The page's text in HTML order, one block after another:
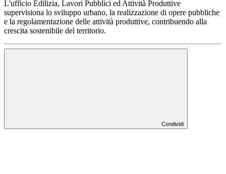
L'ufficio Edilizia, Lavori Pubblici ed Attività Produttive
supervisiona lo sviluppo urbano, la realizzazione di opere pubbliche
e la regolamentazione delle attività produttive, contribuendo alla
crescita sostenibile del territorio.
Condividi